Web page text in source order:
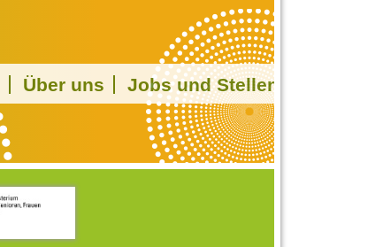
Über uns Jobs und Stellen